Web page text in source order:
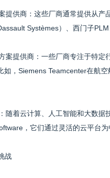
提供商：这些厂商通常提供从
Systèmes）、西门子
案提供商：一些厂商专注于特
如，Siemens Teamcenter在航
随着云计算、人工智能和大数
，它们通过灵活的云平台
战